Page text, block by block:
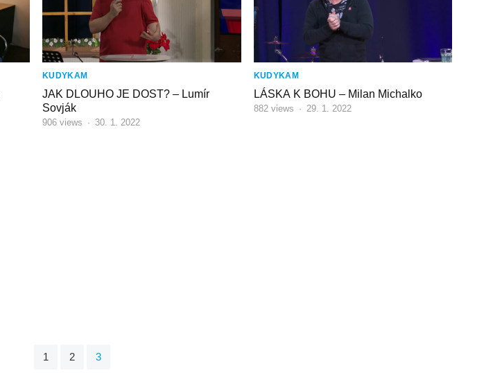
KUDYKAM
JAK DLOUHO JE DOST? – Lumír
Sovják
906 views · 30. 1. 2022
KUDYKAM
LÁSKA K BOHU – Milan Michalko
882views · 29. 1. 2022
1 2 3